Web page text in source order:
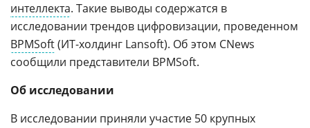
интеллекта. Такие выводы содержатся в
исследовании трендов цифровизации, проведенном
BPMSoft(ИТ-холдинг Lansoft). Об этом CNews
сообщили представители BPMSoft.
Об исследовании
В исследовании приняли участие 50 крупных